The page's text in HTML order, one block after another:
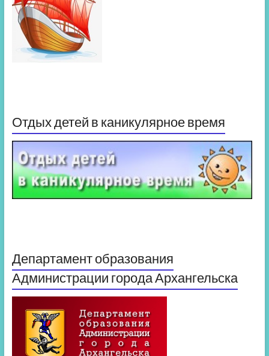
Отдых детей в каникулярное время
Департамент образования
Администрации города Архангельска